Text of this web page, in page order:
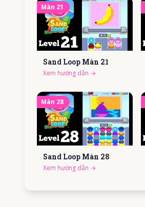
Màn 21
Sand Loop Màn 21
Xem hướng dẫn →
Màn 28
Sand Loop Màn 28
Xem hướng dẫn →